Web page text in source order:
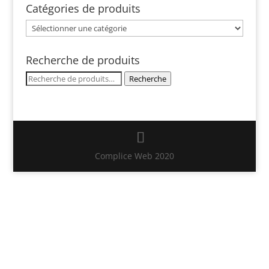
Catégories de produits
Recherche de produits
Recherche
Recherche
Complice Web 2020